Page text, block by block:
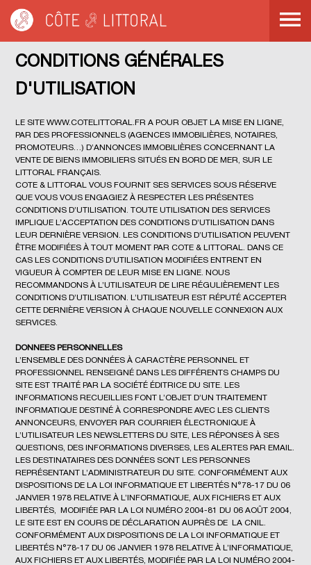
CONDITIONS GÉNÉRALES
D'UTILISATION
LE SITEWWW.COTELITTORAL.FR A POUR OBJET LA MISE EN LIGNE,
PAR DES PROFESSIONNELS (AGENCES IMMOBILIÈRES, NOTAIRES,
PROMOTEURS…) D’ANNONCES IMMOBILIÈRES CONCERNANT LA
VENTE DE BIENS IMMOBILIERS SITUÉS EN BORD DE MER, SUR LE
LITTORAL FRANÇAIS.
COTE & LITTORAL VOUS FOURNIT SES SERVICES SOUS RÉSERVE
QUE VOUS VOUS ENGAGIEZ À RESPECTER LES PRÉSENTES
CONDITIONS D’UTILISATION. TOUTE UTILISATION DES SERVICES
IMPLIQUE L’ACCEPTATION DES CONDITIONS D’UTILISATION DANS
LEUR DERNIÈRE VERSION. LES CONDITIONS D’UTILISATION PEUVENT
ÊTRE MODIFIÉES À TOUT MOMENT PAR COTE & LITTORAL. DANS CE
CAS LES CONDITIONS D’UTILISATION MODIFIÉES ENTRENT EN
VIGUEUR À COMPTER DE LEUR MISE EN LIGNE. NOUS
RECOMMANDONS À L’UTILISATEUR DE LIRE RÉGULIÈREMENT LES
CONDITIONS D’UTILISATION. L’UTILISATEUR EST RÉPUTÉ ACCEPTER
CETTE DERNIÈRE VERSION À CHAQUE NOUVELLE CONNEXION AUX
SERVICES.
DONNEES PERSONNELLES
L’ENSEMBLE DES DONNÉES À CARACTÈRE PERSONNEL ET
PROFESSIONNEL RENSEIGNÉ DANS LES DIFFÉRENTS CHAMPS DU
SITE EST TRAITÉ PAR LA SOCIÉTÉ ÉDITRICE DU SITE. LES
INFORMATIONS RECUEILLIES FONT L’OBJET D’UN TRAITEMENT
INFORMATIQUE DESTINÉ À CORRESPONDRE AVEC LES CLIENTS
ANNONCEURS, ENVOYER PAR COURRIER ÉLECTRONIQUE À
L’UTILISATEUR LES NEWSLETTERS DU SITE, LES RÉPONSES À SES
QUESTIONS, DES INFORMATIONS DIVERSES, LES ALERTES PAR EMAIL.
LES DESTINATAIRES DES DONNÉES SONT LES PERSONNES
REPRÉSENTANT L’ADMINISTRATEUR DU SITE. CONFORMÉMENT AUX
DISPOSITIONS DE LA LOI INFORMATIQUE ET LIBERTÉS N°78-17 DU 06
JANVIER 1978 RELATIVE À L’INFORMATIQUE, AUX FICHIERS ET AUX
LIBERTÉS, MODIFIÉE PAR LA LOI NUMÉRO 2004-81 DU 06 AOÛT 2004,
LE SITE EST EN COURS DE DÉCLARATION AUPRÈS DE LA CNIL.
CONFORMÉMENT AUX DISPOSITIONS DE LA LOI INFORMATIQUE ET
LIBERTÉS N°78-17 DU 06 JANVIER 1978 RELATIVE À L’INFORMATIQUE,
AUX FICHIERS ET AUX LIBERTÉS, MODIFIÉE PAR LA LOI NUMÉRO 2004-